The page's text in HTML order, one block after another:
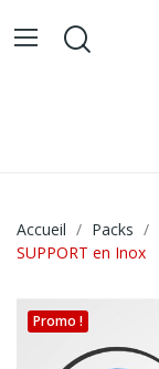
Accueil Packs
SUPPORT en Inox
Promo !